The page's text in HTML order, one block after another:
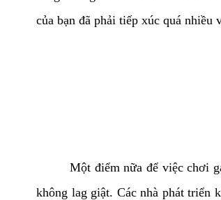
của bạn đã phải tiếp xúc quá
Một điểm nữa để việc chơi
không lag giật. Các nhà phát triển